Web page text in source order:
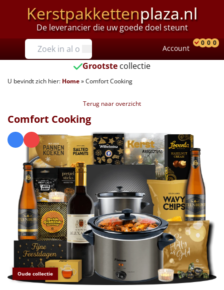
Kerstpakkettenplaza.nl
De leverancier die uw goede doel steunt
Prijzen
Tot €25
€25 tot €35
€40 tot €45
€45 tot €50
€50 tot €55
€55 tot €75
€75 tot €100
€100 en hoger
Alle kerstpakketten 2026
Account
0 0 0
Grootste collectie
U bevindt zich hier: Home»Comfort Cooking
Terug naar overzicht
Oude collectie
Comfort Cooking